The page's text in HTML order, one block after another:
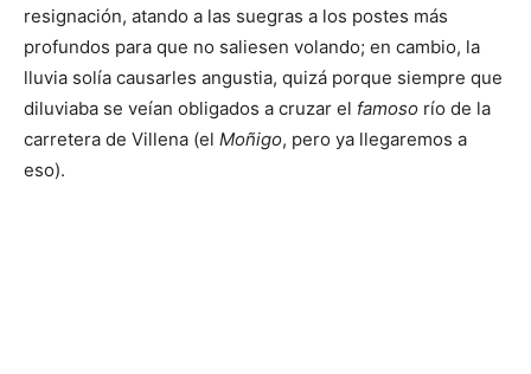
resignación, atando a las suegras a los postes más
profundos para que no saliesen volando; en cambio, la
lluvia solía causarles angustia, quizá porque siempre que
diluviaba se veían obligados a cruzar el famoso río de la
carretera de Villena (el Moñigo, pero ya llegaremos a
eso).